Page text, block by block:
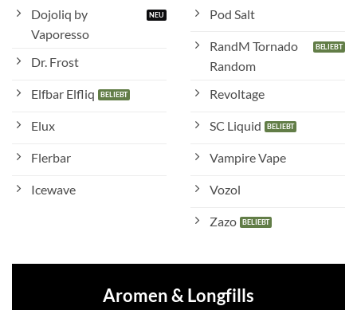
Dojoliq by
Vaporesso
Dr. Frost
Elfbar Elfliq
Elux
Flerbar
Icewave
Pod Salt
RandM Tornado
Random
Revoltage
SC Liquid
Vampire Vape
Vozol
Zazo
Aromen & Longfills